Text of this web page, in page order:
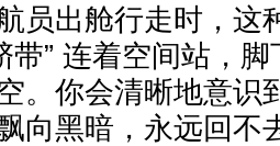
员出舱行走时，这
带” 连着空间站，
。你会清晰地意识
向黑暗，永远回不